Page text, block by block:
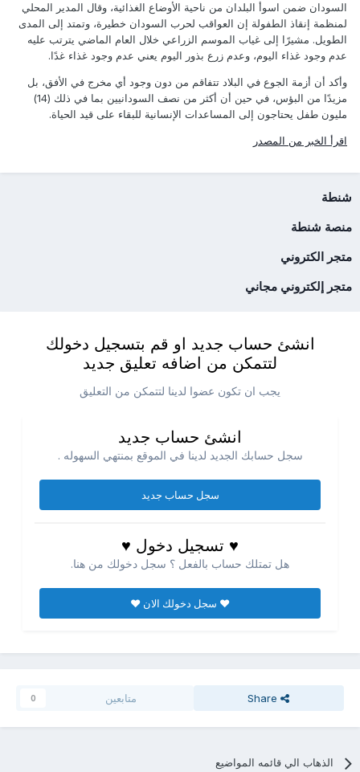
السودان ضمن اسوأ البلدان من ناحية الأوضاع الغذائية، وقال المدير المحلي
لمنظمة إنقاذ الطفولة إن العواقب لحرب السودان خطيرة، وتمتد إلى المدى
الطويل. مشيرًا إلى غياب الموسم الزراعي خلال العام الماضي يترتب عليه
عدم وجود غذاء اليوم، وعدم زرع بذور اليوم يعني عدم وجود غذاء غدًا.
وأكد أن أزمة الجوع في البلاد تتفاقم من دون وجود أي مخرج في الأفق، بل
مزيدًا من البؤس، في حين أن أكثر من نصف السودانيين بما في ذلك (14)
مليون طفل يحتاجون إلى المساعدات الإنسانية للبقاء على قيد الحياة.
اقرأ الخبر من المصدر
شنطة
منصة شنطة
متجر الكتروني
متجر إلكتروني مجاني
انشئ حساب جديد او قم بتسجيل دخولك
لتتمكن من اضافه تعليق جديد
يجب ان تكون عضوا لدينا لتتمكن من التعليق
انشئ حساب جديد
سجل حسابك الجديد لدينا في الموقع بمنتهي السهوله .
سجل حساب جديد
♥ تسجيل دخول ♥
هل تمتلك حساب بالفعل ؟ سجل دخولك من هنا.
♥ سجل دخولك الان ♥
Share متابعين 0
الذهاب الي قائمه المواضيع